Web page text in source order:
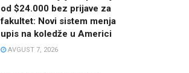
od $24.000 bez prijave za
fakultet: Novi sistem menja
upis na koledže u Americi
AVGUST 7, 2026